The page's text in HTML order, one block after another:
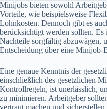
Minijobs bieten sowohl
Vorteile, wie beispielsweise
Lohnkosten. Dennoch gibt es
berücksichtigt werden sollten.
Nachteile sorgfältig abzuwägen,
Entscheidung über eine Minijob-
Eine genaue Kenntnis der
einschließlich des gesetzlichen
Kontrollregeln, ist unerlässlich,
zu minimieren. Arbeitgeber
vertraut machen und